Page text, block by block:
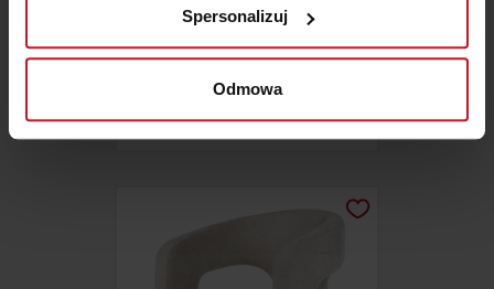
(fingerprinting, czyli wirtualny odcisk palca)
Dowiedz się więcej odnośnie tego, jak Twoje osobiste
dane są przetwarzane oraz ustaw własne preferencje w
zmienić lub wycofać swoją zgodę w dowolnej chwili.
i reklam, aby oferować funkcje społecznościowe i
korzystasz z naszej witryny, udostępniamy partnerom
Spersonalizuj
Odmowa
ZAPYTAJ O CENĘ W SALONIE